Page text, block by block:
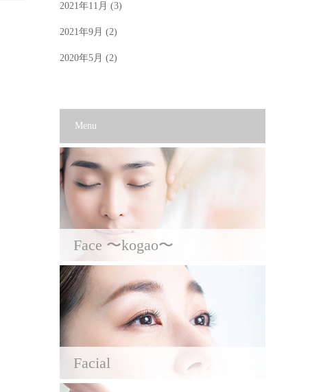
2021年11月 (3)
2021年9月 (2)
2020年5月 (2)
Menu
Face 〜kogao〜
Facial